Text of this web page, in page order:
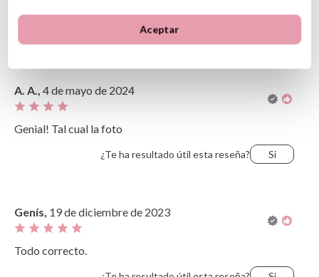
Lo más útil
A. A., 4 de mayo de 2024
Genial! Tal cual la foto
¿Te ha resultado útil esta reseña? Si
Genís, 19 de diciembre de 2023
Todo correcto.
Aceptar